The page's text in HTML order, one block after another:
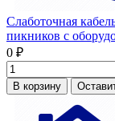
Слаботочная
пикников с
0 ₽
В корзину